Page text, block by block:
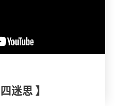
迷思 】